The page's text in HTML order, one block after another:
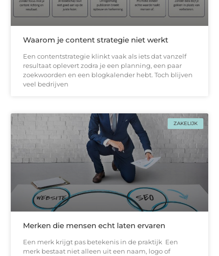
Waarom je content strategie niet werkt
Een contentstrategie klinkt vaak als iets dat vanzelf
resultaat oplevert zodra je een planning, een paar
zoekwoorden en een blogkalender hebt. Toch blijven
veel bedrijven
ZAKELIJK
Merken die mensen echt laten ervaren
Een merk krijgt pas betekenis in de praktijk Een
merk bestaat niet alleen uit een naam, logo of